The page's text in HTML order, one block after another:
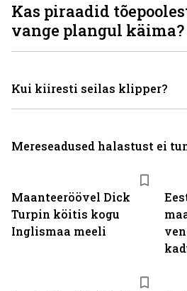
Maanteeröövel Dick
Turpin köitis kogu
Inglismaa meeli
Kas piraadid
vange plangul käima?
Kui kiiresti seilas klipper?
Mereseadused halastust ei